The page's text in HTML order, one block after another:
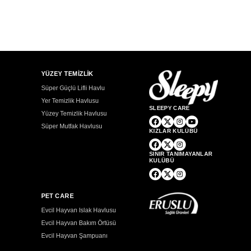
YÜZEY TEMİZLİK
Süper Güçlü Lifli Havlu
Yer Temizlik Havlusu
Yüzey Temizlik Havlusu
Süper Mutfak Havlusu
PET CARE
Evcil Hayvan Islak Havlusu
Evcil Hayvan Bakım Örtüsü
Evcil Hayvan Şampuanı
SLEEPY CARE
KIZLAR KULÜBÜ
SINIR TANIMAYANLAR
KULÜBÜ